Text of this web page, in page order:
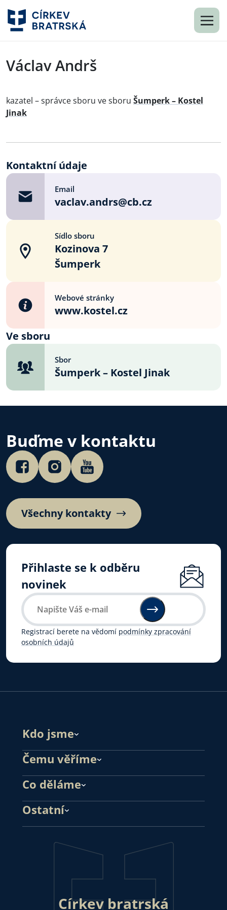
Václav Andrš
kazatel – správce sboru ve sboru Šumperk – Kostel
Jinak
Kontaktní údaje
Email
vaclav.andrs@cb.cz
Sídlo sboru
Kozinova 7
Šumperk
Webové stránky
www.kostel.cz
Ve sboru
Sbor
Šumperk – Kostel Jinak
Buďme v kontaktu
Všechny kontakty
Přihlaste se k odběru
novinek
Registrací berete na vědomí podmínky zpracování
osobních údajů
Kdo jsme
Čemu věříme
Co děláme
Ostatní
Církev bratrská